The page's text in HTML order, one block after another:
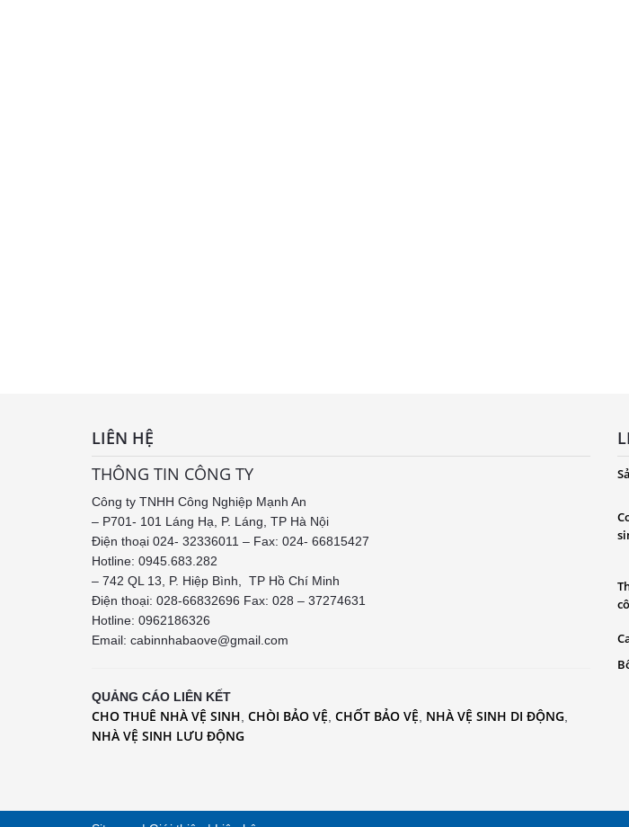
LIÊN HỆ
THÔNG TIN CÔNG TY
Công ty TNHH Công Nghiệp Mạnh An
– P701- 101 Láng Hạ, P. Láng, TP Hà Nội
Điện thoại 024- 32336011 – Fax: 024- 66815427
Hotline: 0945.683.282
– 742 QL 13, P. Hiệp Bình, TP Hồ Chí Minh
Điện thoại: 028-66832696 Fax: 028 – 37274631
Hotline: 0962186326
Email: cabinnhabaove@gmail.com
QUẢNG CÁO LIÊN KẾT
CHO THUÊ NHÀ VỆ SINH CHÒI BẢO VỆ CHỐT BẢO VỆ NHÀ VỆ SINH DI ĐỘNG
NHÀ VỆ SINH LƯU ĐỘNG